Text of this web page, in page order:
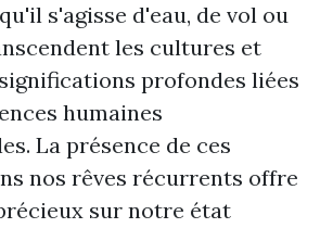
s'agisse d'eau, de vol ou
les cultures et
profondes liées
humaines
La présence de ces
nos rêves récurrents offre
sur notre état